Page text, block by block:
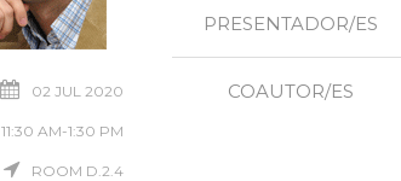
02 JUL 2020
11:30 AM-1:30 PM
ROOM D.2.4
PRESENTADOR/ES
COAUTOR/ES